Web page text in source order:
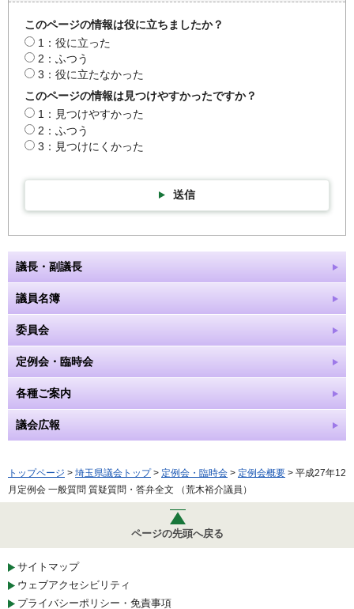
このページの情報は役に立ちましたか？
1：役に立った
2：ふつう
3：役に立たなかった
このページの情報は見つけやすかったですか？
1：見つけやすかった
2：ふつう
3：見つけにくかった
送信
議長・副議長
議員名簿
委員会
定例会・臨時会
各種ご案内
議会広報
トップページ > 埼玉県議会トップ> 定例会・臨時会 > 定例会概要 > 平成27年12
月定例会 一般質問 質疑質問・答弁全文 （荒木裕介議員）
ページの先頭へ戻る
サイトマップ
ウェブアクセシビリティ
プライバシーポリシー・免責事項